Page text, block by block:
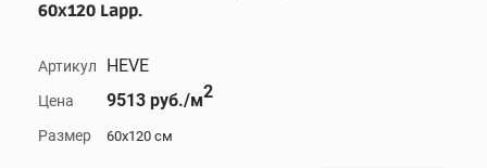
60x120 Lapp.
Артикул HEVE
Цена 9513 руб./м2
Размер 60x120 см